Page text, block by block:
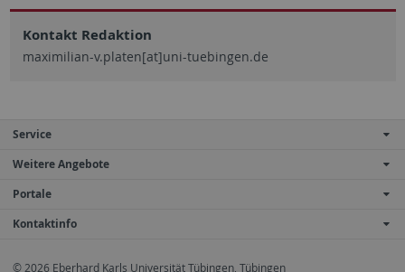
Kontakt Redaktion
maximilian-v.platen[at]uni-tuebingen.de
Service
Weitere Angebote
Portale
Kontaktinfo
© 2026 Eberhard Karls Universität Tübingen, Tübingen